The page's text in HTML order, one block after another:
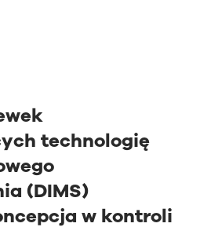
technologię
(DIMS)
w kontroli